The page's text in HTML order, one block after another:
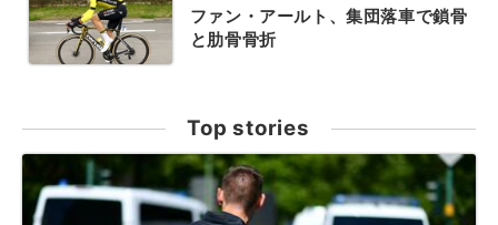
ファン・アールト、集団落車で鎖骨
と肋骨骨折
Top stories